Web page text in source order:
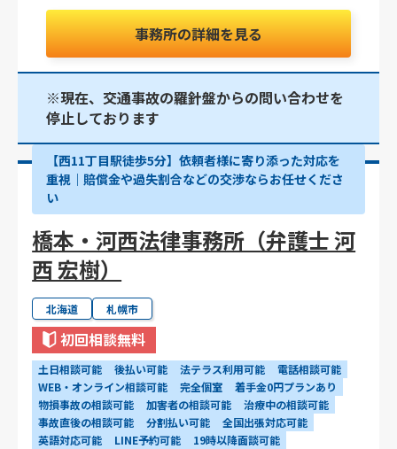
事務所の詳細を見る
※現在、交通事故の羅針盤からの問い合わせを
停止しております
【西11丁目駅徒歩5分】依頼者様に寄り添った対応を
重視｜賠償金や過失割合などの交渉ならお任せくださ
い
橋本・河西法律事務所（弁護士 河
西 宏樹）
北海道 札幌市
初回相談無料
土日相談可能 後払い可能 法テラス利用可能
電話相談可能
WEB・オンライン相談可能
完全個室
着手金0円プランあり
物損事故の相談可能
加害者の相談可能
治療中の相談可能
事故直後の相談可能
分割払い可能
全国出張対応可能
英語対応可能
LINE予約可能 19時以降面談可能